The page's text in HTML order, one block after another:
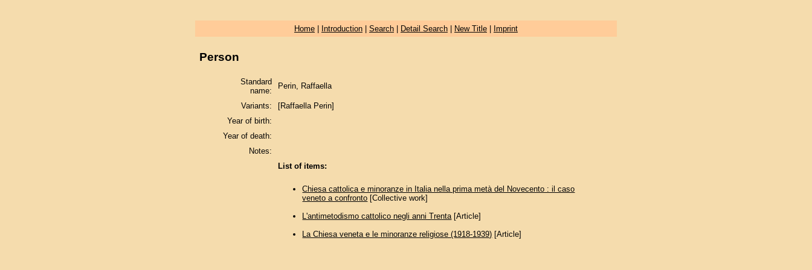
Home| Introduction| Search| Detail Search| New Title| Imprint
Person
Standard
name:
Perin, Raffaella
Variants:
[Raffaella Perin]
Year of birth:
Year of death:
Notes:
List of items:
Chiesa cattolica e minoranze in Italia nella prima metà del Novecento : il caso
veneto a confronto [Collective work]
L'antimetodismo cattolico negli anni Trenta[Article]
La Chiesa veneta e le minoranze religiose (1918-1939) [Article]